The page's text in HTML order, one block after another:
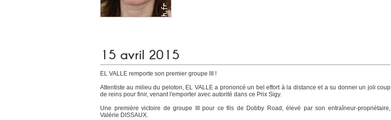
15 avril 2015
EL VALLE remporte son premier groupe III !
Attentiste au milieu du peloton, EL VALLE a prononcé un bel effort à la distance et a su donner un joli coup
de reins pour finir, venant l'emporter avec autorité dans ce Prix Sigy.
Une première victoire de groupe III pour ce fils de Dobby Road, élevé par son entraîneur-propriétaire,
Valérie DISSAUX.